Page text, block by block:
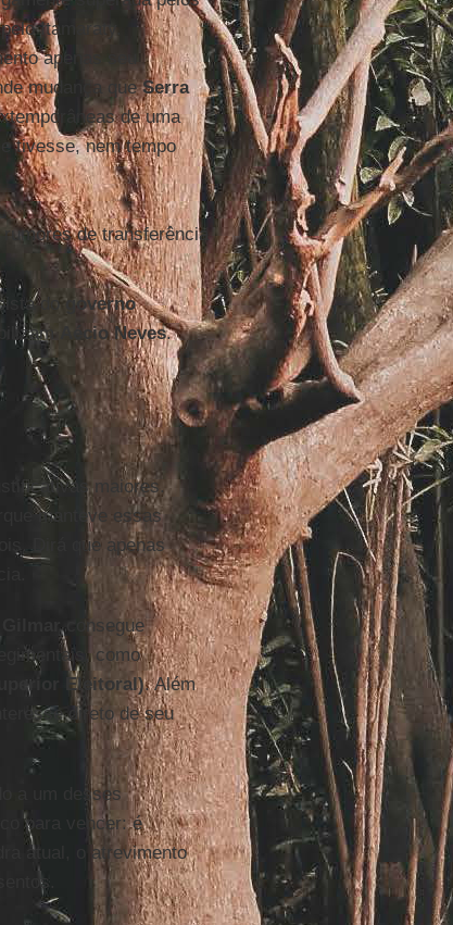
Itamaraty.
apenas seu
mudança queSerra
de uma
tivesse, nem tempo
de transferência
dogoverno
Aécio Neves.
maiores.
manteve essas
Dirá que apenas
consegue
como
Eleitoral). Além
direto de seu
a um desses
para vencer: é
atual, o atrevimento